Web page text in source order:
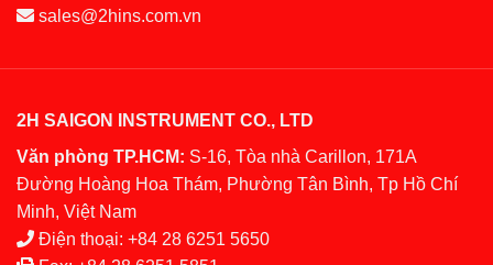
sales@2hins.com.vn
2H SAIGON INSTRUMENT CO., LTD
Văn phòng TP.HCM: S-16, Tòa nhà Carillon, 171A
Đường Hoàng Hoa Thám, Phường Tân Bình, Tp Hồ Chí
Minh, Việt Nam
Điện thoại: +84 28 6251 5650